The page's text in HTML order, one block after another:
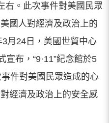
右。此次事件對美國民眾
國人對經濟及政治上的
月24日，美國世貿中心
宣布，“9·11”紀念館於5
件對美國民眾造成的心
經濟及政治上的安全感